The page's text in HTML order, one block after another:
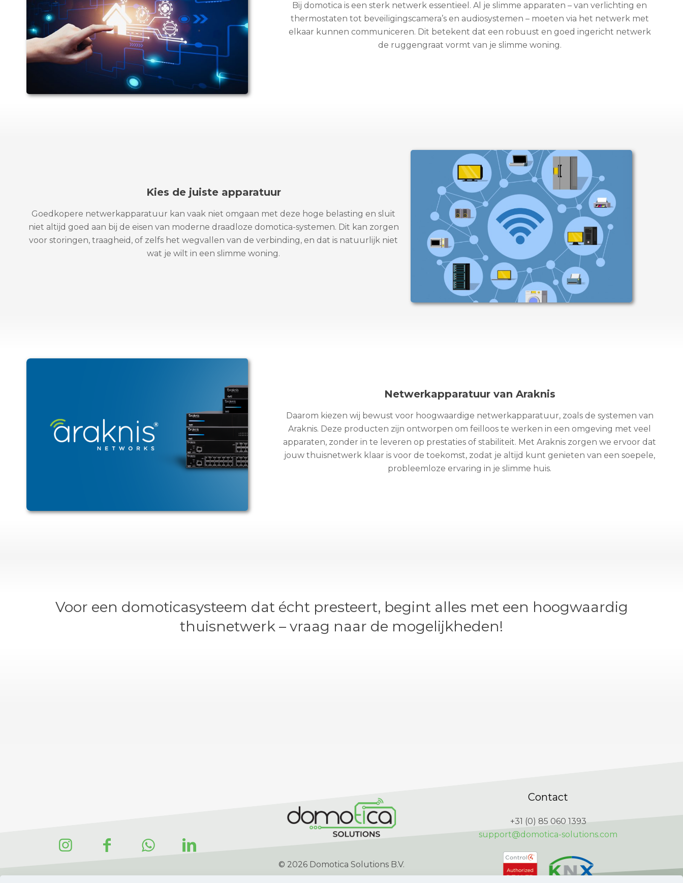
Bij domotica is een sterk netwerk essentieel. Al je slimme apparaten – van verlichting en
thermostaten tot beveiligingscamera’s en audiosystemen – moeten via het netwerk met
elkaar kunnen communiceren. Dit betekent dat een robuust en goed ingericht netwerk
de ruggengraat vormt van je slimme woning.
Kies de juiste apparatuur
Goedkopere netwerkapparatuur kan vaak niet omgaan met deze hoge belasting en sluit
niet altijd goed aan bij de eisen van moderne draadloze domotica-systemen. Dit kan zorgen
voor storingen, traagheid, of zelfs het wegvallen van de verbinding, en dat is natuurlijk niet
wat je wilt in een slimme woning.
Netwerkapparatuur van Araknis
Daarom kiezen wij bewust voor hoogwaardige netwerkapparatuur, zoals de systemen van
Araknis. Deze producten zijn ontworpen om feilloos te werken in een omgeving met veel
apparaten, zonder in te leveren op prestaties of stabiliteit. Met Araknis zorgen we ervoor dat
jouw thuisnetwerk klaar is voor de toekomst, zodat je altijd kunt genieten van een soepele,
probleemloze ervaring in je slimme huis.
Voor een domoticasysteem dat écht presteert, begint alles met een hoogwaardig
thuisnetwerk – vraag naar de mogelijkheden!
© 2026 Domotica Solutions B.V.
Contact
+31 (0) 85 060 1393
support@domotica-solutions.com